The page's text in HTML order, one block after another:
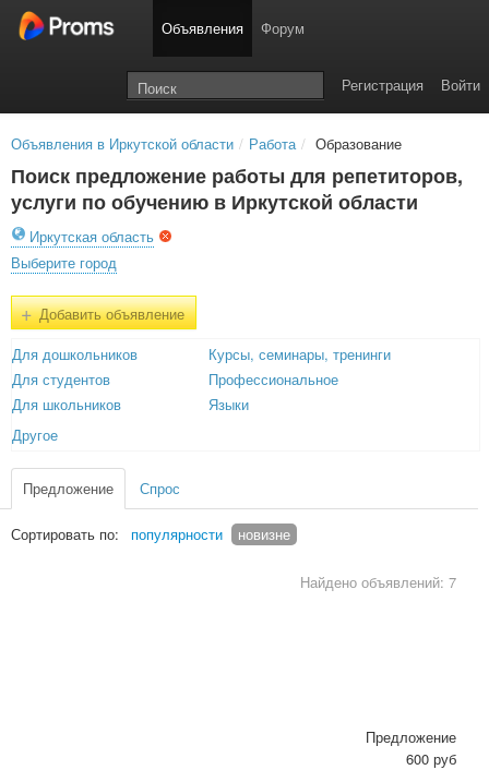
Объявления Форум
Войти
Регистрация
Объявления в Иркутской области / Работа / Образование
Поиск предложение работы для репетиторов,
услуги по обучению в Иркутской области
Иркутская область
Выберите город
+Добавить объявление
Для дошкольников
Для студентов
Для школьников
Курсы, семинары, тренинги
Профессиональное
Языки
Другое
Предложение Спрос
Сортировать по: популярности новизне
Найдено объявлений: 7
Предложение
600 руб